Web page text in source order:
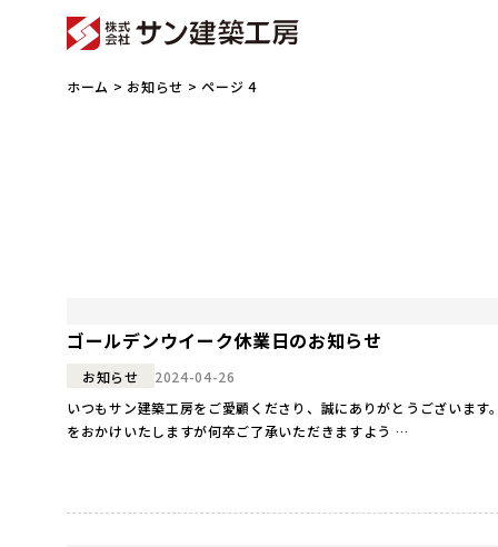
ホーム > お知らせ > ページ 4
ゴールデンウイーク休業日のお知らせ
お知らせ
2024-04-26
いつもサン建築工房をご愛顧くださり、誠にありがとうございま
をおかけいたしますが何卒ご了承いただきますよう …